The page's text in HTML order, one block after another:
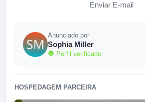
Enviar E-mail
Anunciado por
Sophia Miller
Perfil verificado
HOSPEDAGEM PARCEIRA